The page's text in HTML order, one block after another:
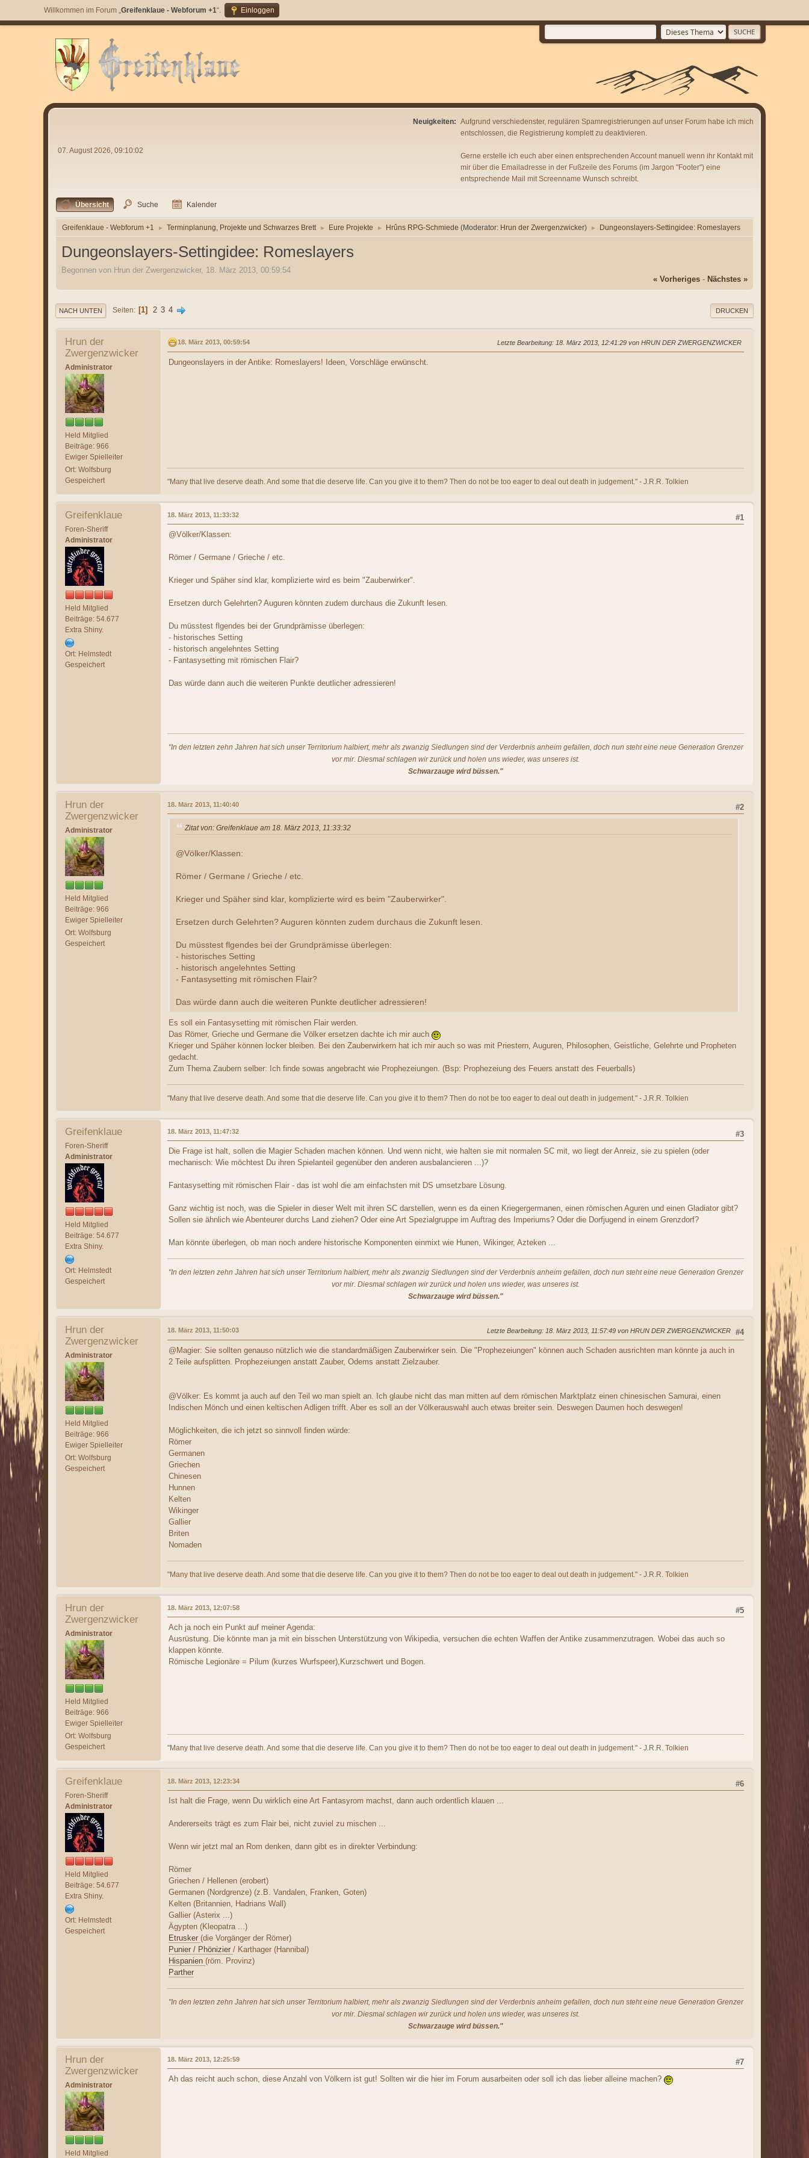
Willkommen im Forum „Greifenklaue - Webforum +1“. Einloggen
07. August 2026, 09:10:02
Neuigkeiten: Aufgrund verschiedenster, regulären Spamregistrierungen auf unser Forum habe ich mich
entschlossen, die Registrierung komplett zu deaktivieren.
Gerne erstelle ich euch aber einen entsprechenden Account manuell wenn ihr Kontakt mit
mir über die Emailadresse in der Fußzeile des Forums (im Jargon "Footer") eine
entsprechende Mail mit Screenname Wunsch schreibt.
Übersicht Suche Kalender
Greifenklaue - Webforum +1 ► Terminplanung, Projekte und Schwarzes Brett ► Eure Projekte ► Hrûns RPG-Schmiede (Moderator: Hrun der Zwergenzwicker) ► Dungeonslayers-Settingidee: Romeslayers
Dungeonslayers-Settingidee: Romeslayers
Begonnen von Hrun der Zwergenzwicker, 18. März 2013, 00:59:54
« Vorheriges - Nächstes »
DRUCKEN
NACH UNTEN Seiten 1 2 3 4
Hrun der
Zwergenzwicker
Administrator
Held Mitglied
Beiträge: 966
Ewiger Spielleiter
Ort: Wolfsburg
Gespeichert
18. März 2013, 00:59:54 Letzte Bearbeitung: 18. März 2013, 12:41:29 von HRUN DER ZWERGENZWICKER
Dungeonslayers in der Antike: Romeslayers! Ideen, Vorschläge erwünscht.
"Many that live deserve death. And some that die deserve life. Can you give it to them? Then do not be too eager to deal out death in judgement." - J.R.R. Tolkien
Greifenklaue
Foren-Sheriff
Administrator
Held Mitglied
Beiträge: 54.677
Extra Shiny.
Ort: Helmstedt
Gespeichert
#1
18. März 2013, 11:33:32
@Völker/Klassen:
Römer / Germane / Grieche / etc.
Krieger und Späher sind klar, komplizierte wird es beim "Zauberwirker".
Ersetzen durch Gelehrten? Auguren könnten zudem durchaus die Zukunft lesen.
Du müsstest flgendes bei der Grundprämisse überlegen:
- historisches Setting
- historisch angelehntes Setting
- Fantasysetting mit römischen Flair?
Das würde dann auch die weiteren Punkte deutlicher adressieren!
"In den letzten zehn Jahren hat sich unser Territorium halbiert, mehr als zwanzig Siedlungen sind der Verderbnis anheim gefallen, doch nun steht eine neue Generation Grenzer
vor mir. Diesmal schlagen wir zurück und holen uns wieder, was unseres ist.
Schwarzauge wird büssen."
Hrun der
Zwergenzwicker
Administrator
Held Mitglied
Beiträge: 966
Ewiger Spielleiter
Ort: Wolfsburg
Gespeichert
#2
18. März 2013, 11:40:40
Zitat von: Greifenklaue am 18. März 2013, 11:33:32
@Völker/Klassen:
Römer / Germane / Grieche / etc.
Krieger und Späher sind klar, komplizierte wird es beim "Zauberwirker".
Ersetzen durch Gelehrten? Auguren könnten zudem durchaus die Zukunft lesen.
Du müsstest flgendes bei der Grundprämisse überlegen:
- historisches Setting
- historisch angelehntes Setting
- Fantasysetting mit römischen Flair?
Das würde dann auch die weiteren Punkte deutlicher adressieren!
Es soll ein Fantasysetting mit römischen Flair werden.
Das Römer, Grieche und Germane die Völker ersetzen dachte ich mir auch
Krieger und Späher können locker bleiben. Bei den Zauberwirkern hat ich mir auch so was mit Priestern, Auguren, Philosophen, Geistliche, Gelehrte und Propheten
gedacht.
Zum Thema Zaubern selber: Ich finde sowas angebracht wie Prophezeiungen. (Bsp: Prophezeiung des Feuers anstatt des Feuerballs)
"Many that live deserve death. And some that die deserve life. Can you give it to them? Then do not be too eager to deal out death in judgement." - J.R.R. Tolkien
Greifenklaue
Foren-Sheriff
Administrator
Held Mitglied
Beiträge: 54.677
Extra Shiny.
Ort: Helmstedt
Gespeichert
#3
18. März 2013, 11:47:32
Die Frage ist halt, sollen die Magier Schaden machen können. Und wenn nicht, wie halten sie mit normalen SC mit, wo liegt der Anreiz, sie zu spielen (oder
mechanisch: Wie möchtest Du ihren Spielanteil gegenüber den anderen ausbalancieren ...)?
Fantasysetting mit römischen Flair - das ist wohl die am einfachsten mit DS umsetzbare Lösung.
Ganz wichtig ist noch, was die Spieler in dieser Welt mit ihren SC darstellen, wenn es da einen Kriegergermanen, einen römischen Aguren und einen Gladiator gibt?
Sollen sie ähnlich wie Abenteurer durchs Land ziehen? Oder eine Art Spezialgruppe im Auftrag des Imperiums? Oder die Dorfjugend in einem Grenzdorf?
Man könnte überlegen, ob man noch andere historische Komponenten einmixt wie Hunen, Wikinger, Azteken ...
"In den letzten zehn Jahren hat sich unser Territorium halbiert, mehr als zwanzig Siedlungen sind der Verderbnis anheim gefallen, doch nun steht eine neue Generation Grenzer
vor mir. Diesmal schlagen wir zurück und holen uns wieder, was unseres ist.
Schwarzauge wird büssen."
Hrun der
Zwergenzwicker
Administrator
Held Mitglied
Beiträge: 966
Ewiger Spielleiter
Ort: Wolfsburg
Gespeichert
#4
18. März 2013, 11:50:03 Letzte Bearbeitung: 18. März 2013, 11:57:49 von HRUN DER ZWERGENZWICKER
@Magier: Sie sollten genauso nützlich wie die standardmäßigen Zauberwirker sein. Die "Prophezeiungen" können auch Schaden ausrichten man könnte ja auch in
2 Teile aufsplitten. Prophezeiungen anstatt Zauber, Odems anstatt Zielzauber.
@Völker: Es kommt ja auch auf den Teil wo man spielt an. Ich glaube nicht das man mitten auf dem römischen Marktplatz einen chinesischen Samurai, einen
Indischen Mönch und einen keltischen Adligen trifft. Aber es soll an der Völkerauswahl auch etwas breiter sein. Deswegen Daumen hoch deswegen!
Möglichkeiten, die ich jetzt so sinnvoll finden würde:
Römer
Germanen
Griechen
Chinesen
Hunnen
Kelten
Wikinger
Gallier
Briten
Nomaden
"Many that live deserve death. And some that die deserve life. Can you give it to them? Then do not be too eager to deal out death in judgement." - J.R.R. Tolkien
Hrun der
Zwergenzwicker
Administrator
Held Mitglied
Beiträge: 966
Ewiger Spielleiter
Ort: Wolfsburg
Gespeichert
#5
18. März 2013, 12:07:58
Ach ja noch ein Punkt auf meiner Agenda:
Ausrüstung. Die könnte man ja mit ein bisschen Unterstützung von Wikipedia, versuchen die echten Waffen der Antike zusammenzutragen. Wobei das auch so
klappen könnte.
Römische Legionäre = Pilum (kurzes Wurfspeer),Kurzschwert und Bogen.
"Many that live deserve death. And some that die deserve life. Can you give it to them? Then do not be too eager to deal out death in judgement." - J.R.R. Tolkien
Greifenklaue
Foren-Sheriff
Administrator
Held Mitglied
Beiträge: 54.677
Extra Shiny.
Ort: Helmstedt
Gespeichert
#6
18. März 2013, 12:23:34
Ist halt die Frage, wenn Du wirklich eine Art Fantasyrom machst, dann auch ordentlich klauen ...
Andererseits trägt es zum Flair bei, nicht zuviel zu mischen ...
Wenn wir jetzt mal an Rom denken, dann gibt es in direkter Verbindung:
Römer
Griechen / Hellenen (erobert)
Germanen (Nordgrenze) (z.B. Vandalen, Franken, Goten)
Kelten (Britannien, Hadrians Wall)
Gallier (Asterix ...)
Ägypten (Kleopatra ...)
Etrusker (die Vorgänger der Römer)
Punier / Phönizier / Karthager (Hannibal)
Hispanien (röm. Provinz)
Parther
"In den letzten zehn Jahren hat sich unser Territorium halbiert, mehr als zwanzig Siedlungen sind der Verderbnis anheim gefallen, doch nun steht eine neue Generation Grenzer
vor mir. Diesmal schlagen wir zurück und holen uns wieder, was unseres ist.
Schwarzauge wird büssen."
Hrun der
Zwergenzwicker
Administrator
Held Mitglied
#7
18. März 2013, 12:25:59
Ah das reicht auch schon, diese Anzahl von Völkern ist gut! Sollten wir die hier im Forum ausarbeiten oder soll ich das lieber alleine machen?